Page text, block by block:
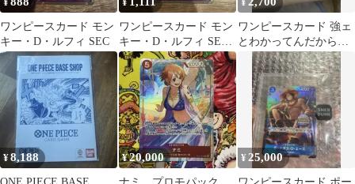
¥
ワンピースカード モン
キー・D・ルフィ SEC
¥
ワンピースカード モン
キー・D・ルフィ SEC
初版
¥
ワンピースカード 強ェ
とわかってんだから…
始めから全開だ!!! ルフ
ィプロモ
¥8,188 ¥20,000 ¥ 25,000